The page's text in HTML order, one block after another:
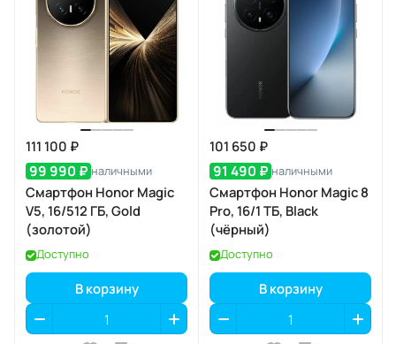
111 100 ₽
99 990 ₽ наличными
Смартфон Honor Magic
V5, 16/512 ГБ, Gold
(золотой)
Доступно
В корзину
101 650 ₽
91 490 ₽ наличными
Смартфон Honor Magic 8
Pro, 16/1 ТБ, Black
(чёрный)
Доступно
В корзину